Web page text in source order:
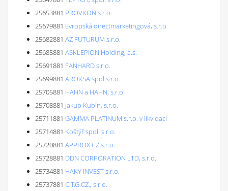
25653881 PROVKON s.r.o.
25679881 Evropská directmarketingová, s.r.o.
25682881 AZ FUTURUM s.r.o.
25685881 ASKLEPION Holding, a.s.
25691881 FANHARD s.r.o.
25699881 AROKSA spol.s r.o.
25705881 HAHN a HAHN, s.r.o.
25708881 Jakub Kubín, s.r.o.
25711881 GAMMA PLATINUM s.r.o. v likvidaci
25714881 Koštýř spol. s r.o.
25720881 APPROX.CZ s.r.o.
25728881 DDN CORPORATION LTD, s.r.o.
25734881 HAKY INVEST s.r.o.
25737881 C.T.G.CZ., s.r.o.